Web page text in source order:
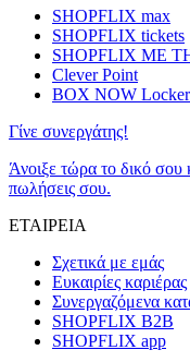
SHOPFLIX max
SHOPFLIX tickets
SHOPFLIX ΜΕ
Clever Point
BOX NOW
Γίνε συνεργάτης!
Άνοιξε τώρα το δικό
πωλήσεις σου.
ΕΤΑΙΡΕΙΑ
Σχετικά με εμάς
Ευκαιρίες καριέρας
Συνεργαζόμενα
SHOPFLIX B2B
SHOPFLIX app